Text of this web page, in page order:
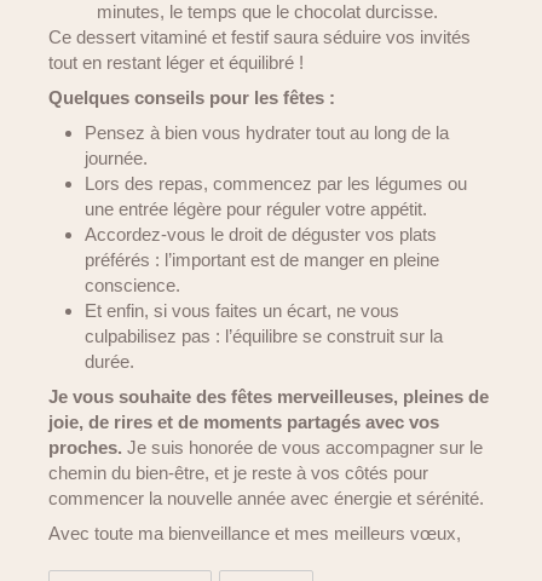
minutes, le temps que le chocolat durcisse.
Ce dessert vitaminé et festif saura séduire vos invités
tout en restant léger et équilibré !
Quelques conseils pour les fêtes :
Pensez à bien vous hydrater tout au long de la
journée.
Lors des repas, commencez par les légumes ou
une entrée légère pour réguler votre appétit.
Accordez-vous le droit de déguster vos plats
préférés : l’important est de manger en pleine
conscience.
Et enfin, si vous faites un écart, ne vous
culpabilisez pas : l’équilibre se construit sur la
durée.
Je vous souhaite des fêtes merveilleuses, pleines de
joie, de rires et de moments partagés avec vos
proches. Je suis honorée de vous accompagner sur le
chemin du bien-être, et je reste à vos côtés pour
commencer la nouvelle année avec énergie et sérénité.
Avec toute ma bienveillance et mes meilleurs vœux,